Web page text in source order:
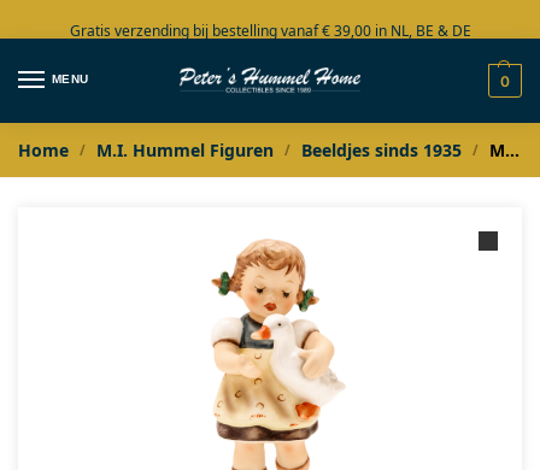
Gratis verzending bij bestelling vanaf € 39,00 in NL, BE & DE
Grote collectie in voorraad
MENU 0
Home / M.I. Hummel Figuren / Beeldjes sinds 1935 / M.I. Hummel Entenmadl / Meisje met eendjes